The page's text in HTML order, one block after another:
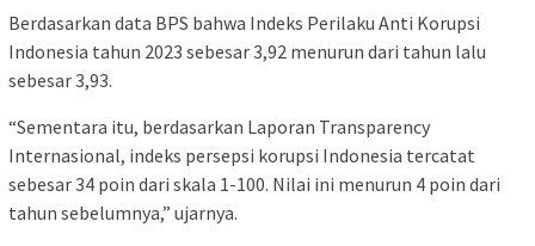
Berdasarkan data BPS bahwa Indeks Perilaku Anti Korupsi
Indonesia tahun 2023 sebesar 3,92 menurun dari tahun lalu
sebesar 3,93.
“Sementara itu, berdasarkan Laporan Transparency
Internasional, indeks persepsi korupsi Indonesia tercatat
sebesar 34 poin dari skala 1-100. Nilai ini menurun 4 poin dari
tahun sebelumnya,” ujarnya.